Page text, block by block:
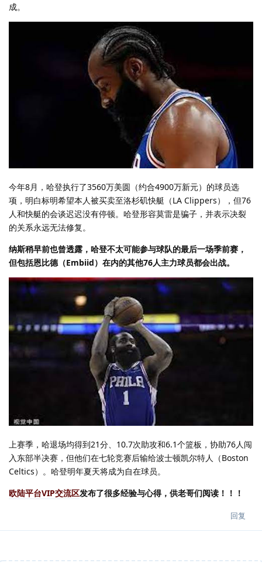
成。
今年8月，哈登执行了3560万美圆（约合4900万新元）的球员选
项，明白标明希望本人被买卖至洛杉矶快艇（LA Clippers），但76
人和快艇的会谈迟迟没有停顿。哈登形容莫雷是骗子，并表示决裂
的关系永远无法修复。
纳斯稍早前也曾透露，哈登不太可能参与球队的最后一场季前赛，
但包括恩比德（Embiid）在内的其他76人主力球员都会出战。
上赛季，哈退场均得到21分、10.7次助攻和6.1个篮板，协助76人闯
入东部半决赛，但他们在七轮竞赛后输给波士顿凯尔特人（Boston
Celtics）。哈登明年夏天将成为自在球员。
欧陆平台VIP交流区发布了很多经验与心得，供老哥们阅读！！！
回复